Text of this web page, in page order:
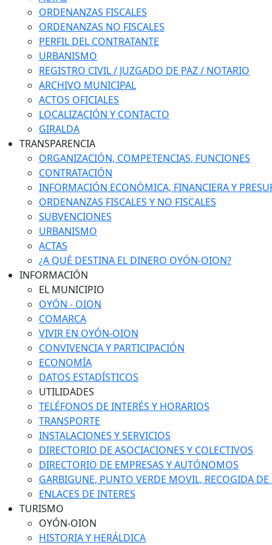
ORDENANZAS FISCALES
ORDENANZAS NO FISCALES
PERFIL DEL CONTRATANTE
URBANISMO
REGISTRO CIVIL / JUZGADO DE PAZ / NOTARIO
ARCHIVO MUNICIPAL
ACTOS OFICIALES
LOCALIZACIÓN Y CONTACTO
GIRALDA
TRANSPARENCIA
ORGANIZACIÓN, COMPETENCIAS, FUNCIONES
CONTRATACIÓN
INFORMACIÓN ECONÓMICA, FINANCIERA Y
ORDENANZAS FISCALES Y NO FISCALES
SUBVENCIONES
URBANISMO
ACTAS
¿A QUÉ DESTINA EL DINERO OYÓN-OION?
INFORMACIÓN
EL MUNICIPIO
OYÓN - OION
COMARCA
VIVIR EN OYÓN-OION
CONVIVENCIA Y PARTICIPACIÓN
ECONOMÍA
DATOS ESTADÍSTICOS
UTILIDADES
TELÉFONOS DE INTERÉS Y HORARIOS
TRANSPORTE
INSTALACIONES Y SERVICIOS
DIRECTORIO DE ASOCIACIONES Y COLECTIVOS
DIRECTORIO DE EMPRESAS Y AUTÓNOMOS
GARBIGUNE, PUNTO VERDE MOVIL, RECOGIDA DE
ENLACES DE INTERES
TURISMO
OYÓN-OION
HISTORIA Y HERÁLDICA